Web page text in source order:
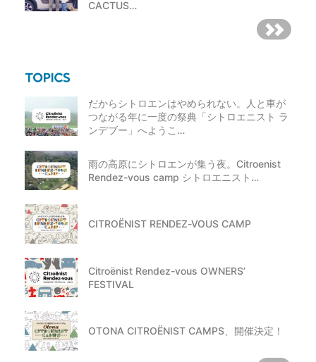
CACTUS…
だからシトロエンはやめられない。人と車が
つながる年に一度の祭典「シトロエニスト ラ
ンデブー」へようこ…
雨の高原にシトロエンが集う夜。Citroenist
Rendez-vous camp シトロエニスト…
CITROËNIST RENDEZ-VOUS CAMP
Citroënist Rendez-vous OWNERS’
FESTIVAL
OTONA CITROËNIST CAMPS、開催決定！